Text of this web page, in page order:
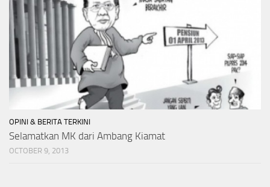
OPINI & BERITA TERKINI
Selamatkan MK dari Ambang Kiamat
OCTOBER 9, 2013